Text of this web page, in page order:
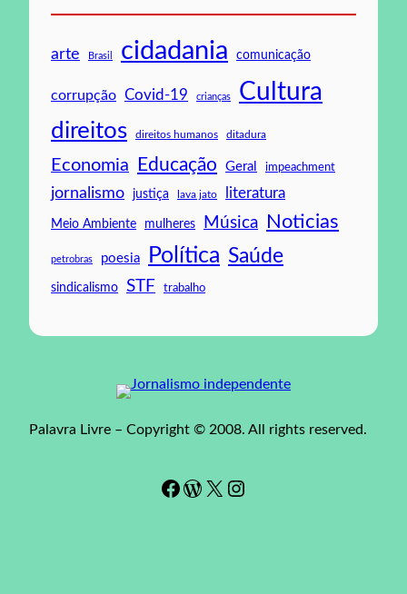
arte Brasil cidadania comunicação
corrupção Covid-19 crianças Cultura
direitos direitos humanos ditadura
Economia Educação Geral impeachment
jornalismo justiça lava jato literatura
Meio Ambiente mulheres Música Noticias
petrobras poesia Política Saúde
sindicalismo STF trabalho
Palavra Livre – Copyright © 2008. All rights reserved.
Facebook WordPress # Instagram